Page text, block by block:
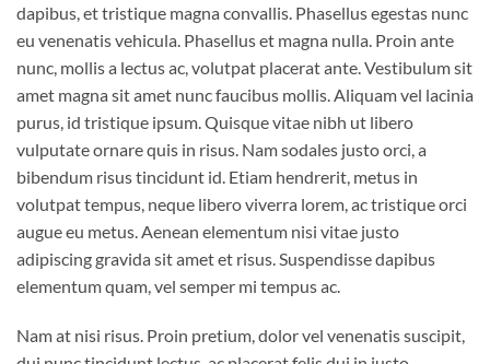
dapibus, et tristique magna convallis. Phasellus egestas nunc
eu venenatis vehicula. Phasellus et magna nulla. Proin ante
nunc, mollis a lectus ac, volutpat placerat ante. Vestibulum sit
amet magna sit amet nunc faucibus mollis. Aliquam vel lacinia
purus, id tristique ipsum. Quisque vitae nibh ut libero
vulputate ornare quis in risus. Nam sodales justo orci, a
bibendum risus tincidunt id. Etiam hendrerit, metus in
volutpat tempus, neque libero viverra lorem, ac tristique orci
augue eu metus. Aenean elementum nisi vitae justo
adipiscing gravida sit amet et risus. Suspendisse dapibus
elementum quam, vel semper mi tempus ac.
Nam at nisi risus. Proin pretium, dolor vel venenatis suscipit,